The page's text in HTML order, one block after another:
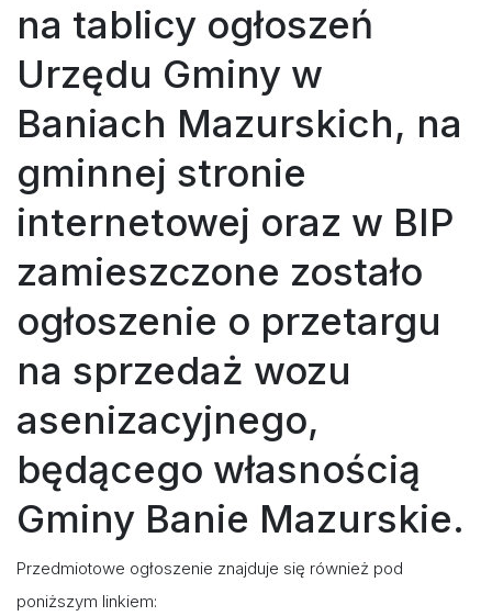
na tablicy ogłoszeń
Urzędu Gminy w
Baniach Mazurskich, na
gminnej stronie
internetowej oraz w BIP
zamieszczone zostało
ogłoszenie o przetargu
na sprzedaż wozu
asenizacyjnego,
będącego własnością
Gminy Banie Mazurskie.
Przedmiotowe ogłoszenie znajduje się również pod
poniższym linkiem: